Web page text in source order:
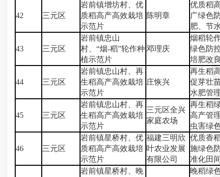
42 三元区
岩前镇增坊村、优
质稻高产高效栽培
示范片
陈明章
优质稻
广绿色
肥、节
43 三元区
岩前镇忠山
村、“烟-稻”轮作种
植示范片
邓理庆
烟稻轮
绿色防
培肥改
44 三元区
岩前镇忠山村、再
生稻高产高效栽培
示范片
庄恢兴
再生稻
促芽壮
水肥管
45 三元区
岩前镇忠山村、再
生稻高产高效栽培
示范片
三元区全兴
家庭农场
再生稻
高产管
虫害绿
46 三元区
岩前镇星桥村、优
质稻高产高效栽培
示范片
福建三明欣
叶农业发展
有限公司
优质香
施绿色
准化田
岩前镇星桥村、晚
晚稻绿